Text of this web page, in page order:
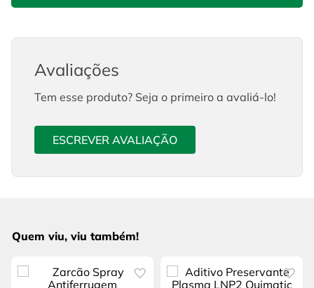
Avaliações
Tem esse produto? Seja o primeiro a avaliá-lo!
ESCREVER AVALIAÇÃO
Quem viu, viu também!